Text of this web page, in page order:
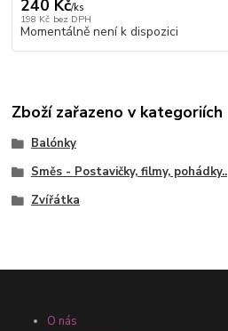
240 Kč/ks
198 Kč bez DPH
Momentálně není k dispozici
Zboží zařazeno v kategoriích
Balónky
Směs - Postavičky, filmy, pohádky..
Zvířátka
O nás